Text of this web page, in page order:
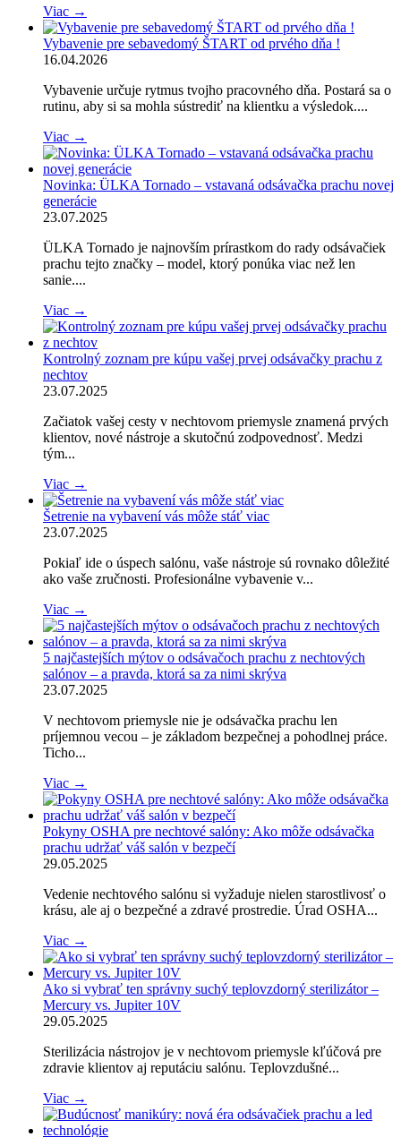
Viac →
Vybavenie pre sebavedomý ŠTART od prvého dňa !
16.04.2026
Vybavenie určuje rytmus tvojho pracovného dňa. Postará sa o
rutinu, aby si sa mohla sústrediť na klientku a výsledok....
Viac →
Novinka: ÜLKA Tornado – vstavaná odsávačka prachu novej
generácie
23.07.2025
ÜLKA Tornado je najnovším prírastkom do rady odsávačiek
prachu tejto značky – model, ktorý ponúka viac než len
sanie....
Viac →
Kontrolný zoznam pre kúpu vašej prvej odsávačky prachu z
nechtov
23.07.2025
Začiatok vašej cesty v nechtovom priemysle znamená prvých
klientov, nové nástroje a skutočnú zodpovednosť. Medzi
tým...
Viac →
Šetrenie na vybavení vás môže stáť viac
23.07.2025
Pokiaľ ide o úspech salónu, vaše nástroje sú rovnako dôležité
ako vaše zručnosti. Profesionálne vybavenie v...
Viac →
5 najčastejších mýtov o odsávačoch prachu z nechtových
salónov – a pravda, ktorá sa za nimi skrýva
23.07.2025
V nechtovom priemysle nie je odsávačka prachu len
príjemnou vecou – je základom bezpečnej a pohodlnej práce.
Ticho...
Viac →
Pokyny OSHA pre nechtové salóny: Ako môže odsávačka
prachu udržať váš salón v bezpečí
29.05.2025
Vedenie nechtového salónu si vyžaduje nielen starostlivosť o
krásu, ale aj o bezpečné a zdravé prostredie. Úrad OSHA...
Viac →
Ako si vybrať ten správny suchý teplovzdorný sterilizátor –
Mercury vs. Jupiter 10V
29.05.2025
Sterilizácia nástrojov je v nechtovom priemysle kľúčová pre
zdravie klientov aj reputáciu salónu. Teplovzdušné...
Viac →